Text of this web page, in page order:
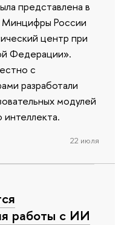
представлена в
Минцифры России
центр при
Федерации».
с
разработали
модулей
интеллекта.
22 июля
работы с ИИ